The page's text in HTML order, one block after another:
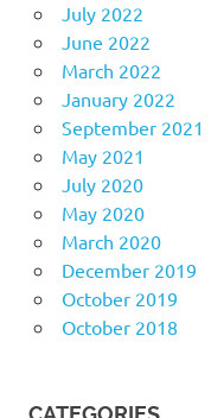
July 2022
June 2022
March 2022
January 2022
September 2021
May 2021
July 2020
May 2020
March 2020
December 2019
October 2019
October 2018